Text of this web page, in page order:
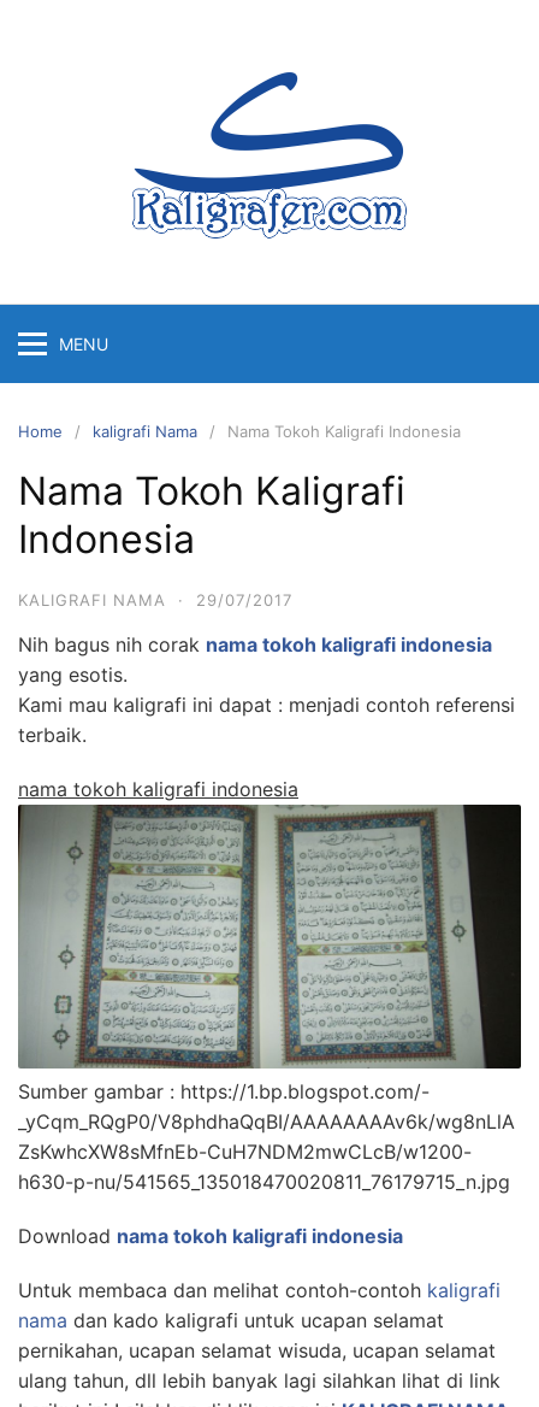
MENU
Home kaligrafi Nama Nama Tokoh Kaligrafi Indonesia
Nama Tokoh Kaligrafi
Indonesia
KALIGRAFI NAMA · 29/07/2017
Nih bagus nih corak nama tokoh kaligrafi indonesia
yang esotis.
Kami mau kaligrafi ini dapat : menjadi contoh referensi
terbaik.
nama tokoh kaligrafi indonesia
Sumber gambar : https://1.bp.blogspot.com/-
_yCqm_RQgP0/V8phdhaQqBI/AAAAAAAAv6k/wg8nLlA
ZsKwhcXW8sMfnEb-CuH7NDM2mwCLcB/w1200-
h630-p-nu/541565_135018470020811_76179715_n.jpg
Download nama tokoh kaligrafi indonesia
Untuk membaca dan melihat contoh-contoh kaligrafi
nama dan kado kaligrafi untuk ucapan selamat
pernikahan, ucapan selamat wisuda, ucapan selamat
ulang tahun, dll lebih banyak lagi silahkan lihat di link